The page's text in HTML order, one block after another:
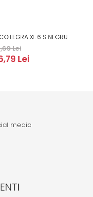
LEGRA XL 6 S NEGRU
Lei
Lei
media